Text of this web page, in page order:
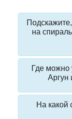
на
Где можно
Аргун
На какой